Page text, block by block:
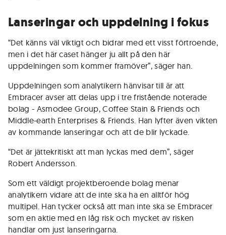
Lanseringar och uppdelning i fokus
“Det känns väl viktigt och bidrar med ett visst förtroende,
men i det här caset hänger ju allt på den här
uppdelningen som kommer framöver”, säger han.
Uppdelningen som analytikern hänvisar till är att
Embracer avser att delas upp i tre fristående noterade
bolag - Asmodee Group, Coffee Stain & Friends och
Middle-earth Enterprises & Friends. Han lyfter även vikten
av kommande lanseringar och att de blir lyckade.
“Det är jättekritiskt att man lyckas med dem”, säger
Robert Andersson.
Som ett väldigt projektberoende bolag menar
analytikern vidare att de inte ska ha en alltför hög
multipel. Han tycker också att man inte ska se Embracer
som en aktie med en låg risk och mycket av risken
handlar om just lanseringarna.